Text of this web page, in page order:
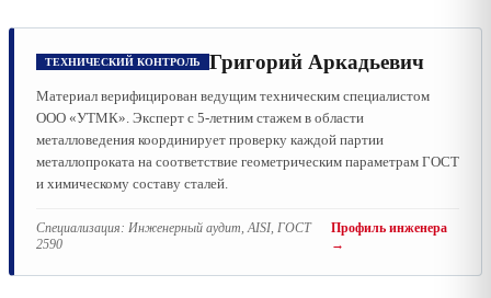
ТЕХНИЧЕСКИЙ КОНТРОЛЬ Григорий Аркадьевич
Материал верифицирован ведущим техническим специалистом
ООО «УТМК». Эксперт с 5-летним стажем в области
металловедения координирует проверку каждой партии
металлопроката на соответствие геометрическим параметрам ГОСТ
и химическому составу сталей.
Специализация: Инженерный аудит, AISI, ГОСТ
2590
Профиль инженера
→